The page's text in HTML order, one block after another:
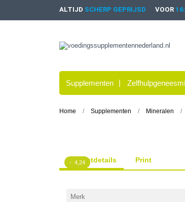
ALTIJD SCHERP GEPRIJSD VOOR
Supplementen
Home Supplementen Mineralen
- 4,24
Productdetails Print
Merk